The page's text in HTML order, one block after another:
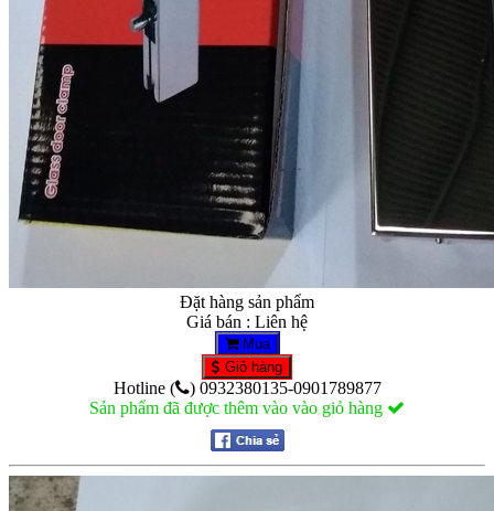
Đặt hàng sản phẩm
Giá bán : Liên hệ
Mua
Giỏ hàng
Hotline (
) 0932380135-0901789877
Sản phẩm đã được thêm vào vào giỏ hàng